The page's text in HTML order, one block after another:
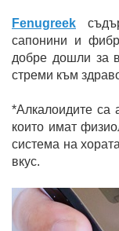
Fenugreek
сапонини и
добре дошли за
стреми към
*Алкалоидите са
които имат
система на
вкус.